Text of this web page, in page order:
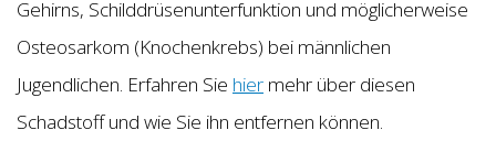
Gehirns, Schilddrüsenunterfunktion und möglicherweise
Osteosarkom (Knochenkrebs) bei männlichen
Jugendlichen. Erfahren Sie hier mehr über diesen
Schadstoff und wie Sie ihn entfernen können.